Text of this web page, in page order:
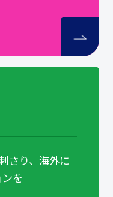
さり、海外に
を